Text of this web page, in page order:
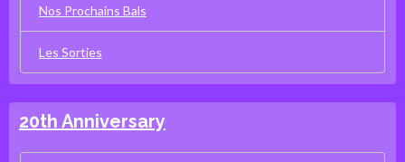
Nos Prochains Bals
Les Sorties
20th Anniversary